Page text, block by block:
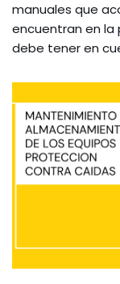
manuales que
encuentran en la
debe tener en